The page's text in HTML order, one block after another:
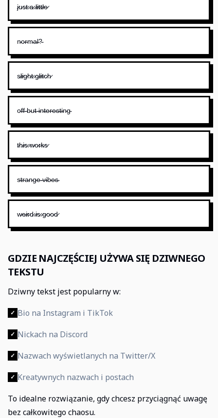
j̷u̷s̷t̷ ̷a̷ ̷l̷i̷t̷t̷l̷e̷
n̴o̴r̴m̴a̴l̴?̴
s̷l̷i̷g̷h̷t̷ ̷g̷l̷i̷t̷c̷h̷
o̴f̴f̴ ̴b̴u̴t̴ ̴i̴n̴t̴e̴r̴e̴s̴t̴i̴n̴g̴
t̷h̷i̷s̷ ̷w̷o̷r̷k̷s̷
s̴t̴r̴a̴n̴g̴e̴ ̴v̴i̴b̴e̴s̴
w̷e̷i̷r̷d̷ ̷i̷s̷ ̷g̷o̷o̷d̷
GDZIE NAJCZĘŚCIEJ UŻYWA SIĘ DZIWNEGO
TEKSTU
Dziwny tekst jest popularny w:
✓ Bio na Instagram i TikTok
✓ Nickach na Discord
✓ Nazwach wyświetlanych na Twitter/X
✓ Kreatywnych nazwach i postach
To idealne rozwiązanie, gdy chcesz przyciągnąć uwagę
bez całkowitego chaosu.